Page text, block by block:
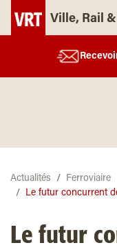
Ville, Rail
Actualités
Ferroviaire
Le futur concurrent
Le futur